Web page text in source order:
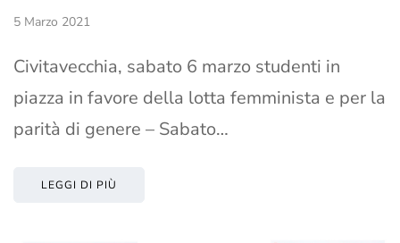
5 Marzo 2021
Civitavecchia, sabato 6 marzo studenti in
piazza in favore della lotta femminista e per la
parità di genere – Sabato…
LEGGI DI PIÙ